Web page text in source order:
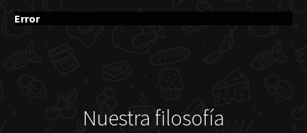
Error
Nuestra filosofía